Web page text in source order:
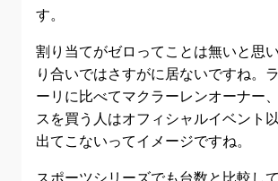
す。
割り当てがゼロってことは無いと思
り合いではさすがに居ないですね。
ーリに比べてマクラーレンオーナー
スを買う人はオフィシャルイベント
出てこないってイメージですね。
スポーツシリーズでも台数と比較し